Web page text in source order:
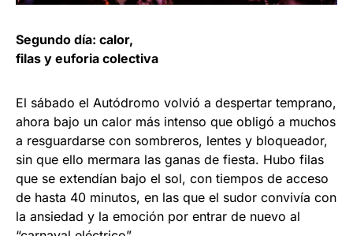
Segundo día: calor,
filas y euforia colectiva
El sábado el Autódromo volvió a despertar temprano,
ahora bajo un calor más intenso que obligó a muchos
a resguardarse con sombreros, lentes y bloqueador,
sin que ello mermara las ganas de fiesta. Hubo filas
que se extendían bajo el sol, con tiempos de acceso
de hasta 40 minutos, en las que el sudor convivía con
la ansiedad y la emoción por entrar de nuevo al